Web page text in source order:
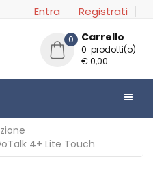
Entra Registrati
0 Carrello
0 prodotti(o)
€ 0,00
4+ Lite Touch